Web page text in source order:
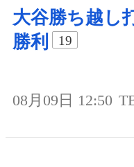
大谷勝ち越し
勝利
19
08月09日 12:50